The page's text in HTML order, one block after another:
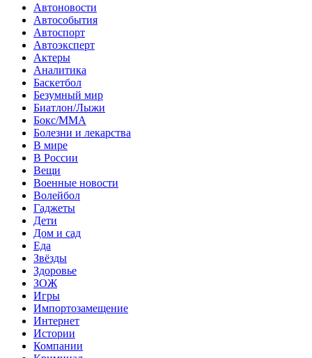
Автоновости
Автособытия
Автоспорт
Автоэксперт
Актеры
Аналитика
Баскетбол
Безумный мир
Биатлон/Лыжи
Бокс/MMA
Болезни и лекарства
В мире
В России
Вещи
Военные новости
Волейбол
Гаджеты
Дети
Дом и сад
Еда
Звёзды
Здоровье
ЗОЖ
Игры
Импортозамещение
Интернет
Истории
Компании